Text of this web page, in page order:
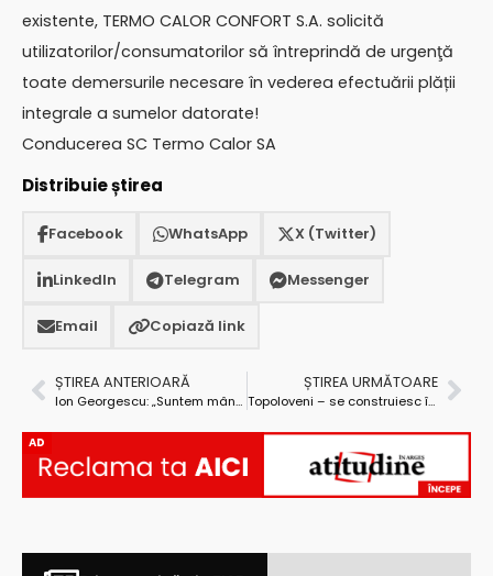
existente, TERMO CALOR CONFORT S.A. solicită
utilizatorilor/consumatorilor să întreprindă de urgenţă
toate demersurile necesare în vederea efectuării plății
integrale a sumelor datorate!
Conducerea SC Termo Calor SA
Distribuie știrea
Facebook WhatsApp X (Twitter)
LinkedIn Telegram Messenger
Email Copiază link
ȘTIREA ANTERIOARĂ
Ion Georgescu: „Suntem mândri că Liceul «Iulia Zamfirescu» se află în topul celor mai bune instituții de învățământ din Argeș”
ȘTIREA URMĂTOARE
Topoloveni – se construiesc încă 100 de locuințe sociale
AD